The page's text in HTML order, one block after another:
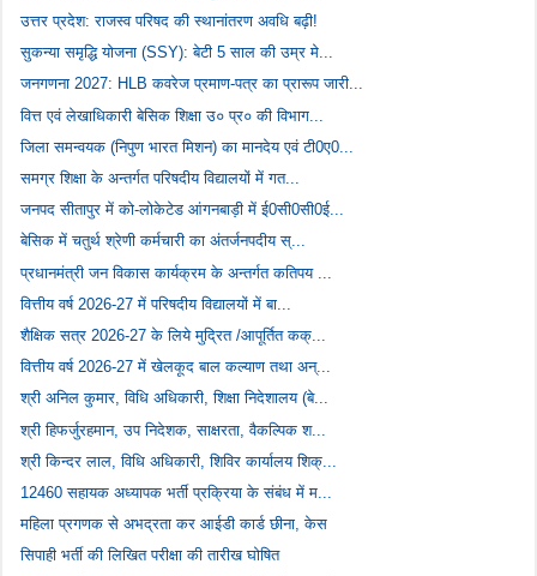
उत्तर प्रदेश: राजस्व परिषद की स्थानांतरण अवधि बढ़ी!
सुकन्या समृद्धि योजना (SSY): बेटी 5 साल की उम्र मे...
जनगणना 2027: HLB कवरेज प्रमाण-पत्र का प्रारूप जारी...
वित्त एवं लेखाधिकारी बेसिक शिक्षा उ० प्र० की विभाग...
जिला समन्वयक (निपुण भारत मिशन) का मानदेय एवं टी0ए0...
समग्र शिक्षा के अन्तर्गत परिषदीय विद्यालयों में गत...
जनपद सीतापुर में को-लोकेटेड आंगनबाड़ी में ई0सी0सी0ई...
बेसिक में चतुर्थ श्रेणी कर्मचारी का अंतर्जनपदीय स्...
प्रधानमंत्री जन विकास कार्यक्रम के अन्तर्गत कतिपय ...
वित्तीय वर्ष 2026-27 में परिषदीय विद्यालयों में बा...
शैक्षिक सत्र 2026-27 के लिये मुद्रित /आपूर्तित कक्...
वित्तीय वर्ष 2026-27 में खेलकूद बाल कल्याण तथा अन्...
श्री अनिल कुमार, विधि अधिकारी, शिक्षा निदेशालय (बे...
श्री हिफर्जुरहमान, उप निदेशक, साक्षरता, वैकल्पिक श...
श्री किन्दर लाल, विधि अधिकारी, शिविर कार्यालय शिक्...
12460 सहायक अध्यापक भर्ती प्रक्रिया के संबंध में म...
महिला प्रगणक से अभद्रता कर आईडी कार्ड छीना, केस
सिपाही भर्ती की लिखित परीक्षा की तारीख घोषित